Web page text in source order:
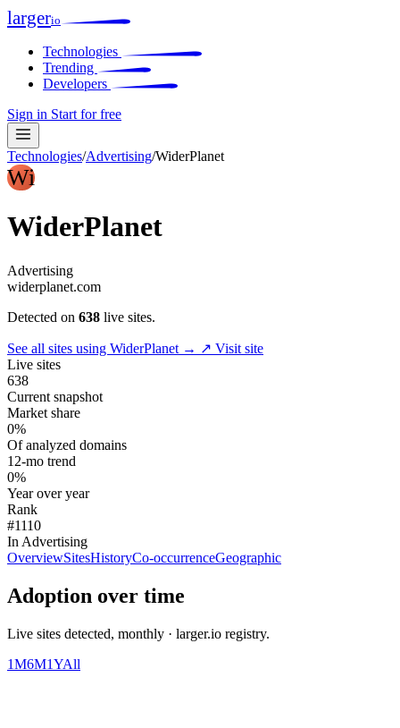
largerio
Technologies
Trending
Developers
Sign in Start for free
Technologies/Advertising/WiderPlanet
Wi
WiderPlanet
Advertising
widerplanet.com
Detected on 638 live sites.
See all sites using WiderPlanet → ↗ Visit site
Live sites
638
Current snapshot
Market share
0%
Of analyzed domains
12-mo trend
0%
Year over year
Rank
#1110
In Advertising
OverviewSitesHistoryCo-occurrenceGeographic
Adoption over time
Live sites detected, monthly · larger.io registry.
1M6M1YAll